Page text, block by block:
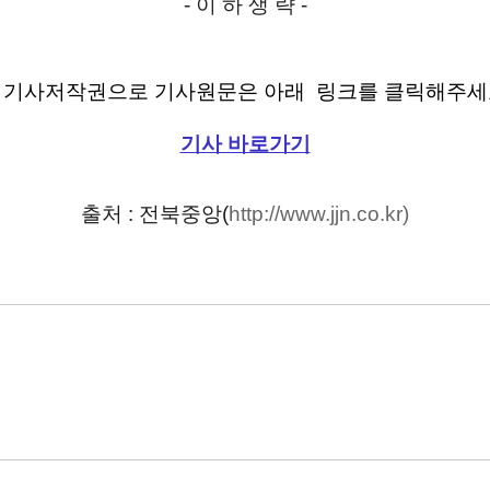
- 이 하 생 략 -
기사저작권으로 기사원문은 아래 링크를 클릭해주세
기사 바로가기
출처 : 전북중앙(http://www.jjn.co.kr)